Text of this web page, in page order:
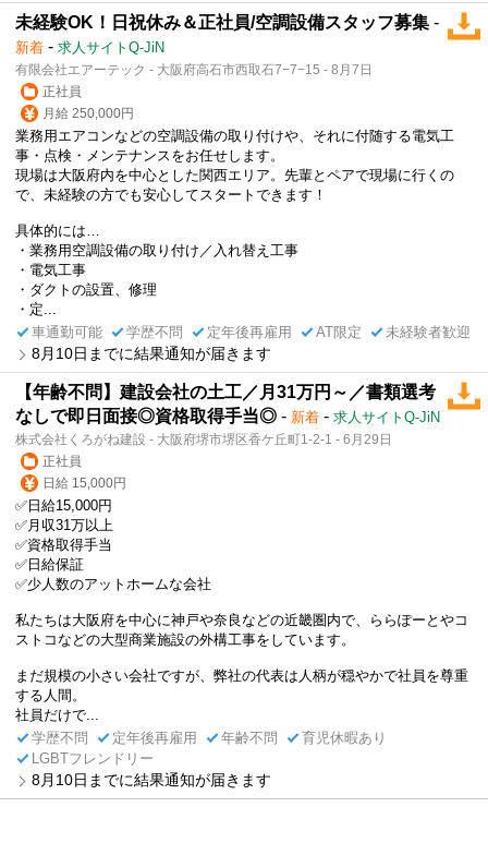
未経験OK！日祝休み＆正社員/空調設備スタッフ募集 -
新着 - 求人サイトQ-JiN
有限会社エアーテック - 大阪府高石市西取石7−7−15 - 8月7日
正社員
月給 250,000円
業務用エアコンなどの空調設備の取り付けや、それに付随する電気工
事・点検・メンテナンスをお任せします。
現場は大阪府内を中心とした関西エリア。先輩とペアで現場に行くの
で、未経験の方でも安心してスタートできます！
具体的には…
・業務用空調設備の取り付け／入れ替え工事
・電気工事
・ダクトの設置、修理
・定...
車通勤可能
学歴不問 定年後再雇用 AT限定 未経験者歓迎
8月10日までに結果通知が届きます
【年齢不問】建設会社の土工／月31万円～／書類選考
なしで即日面接◎資格取得手当◎ - 新着 - 求人サイトQ-JiN
株式会社くろがね建設 - 大阪府堺市堺区香ケ丘町1-2-1 - 6月29日
正社員
日給 15,000円
✅日給15,000円
✅月収31万以上
✅資格取得手当
✅日給保証
✅少人数のアットホームな会社
私たちは大阪府を中心に神戸や奈良などの近畿圏内で、ららぽーとやコ
ストコなどの大型商業施設の外構工事をしています。
まだ規模の小さい会社ですが、弊社の代表は人柄が穏やかで社員を尊重
する人間。
社員だけで...
学歴不問
定年後再雇用 年齢不問
育児休暇あり
LGBTフレンドリー
8月10日までに結果通知が届きます